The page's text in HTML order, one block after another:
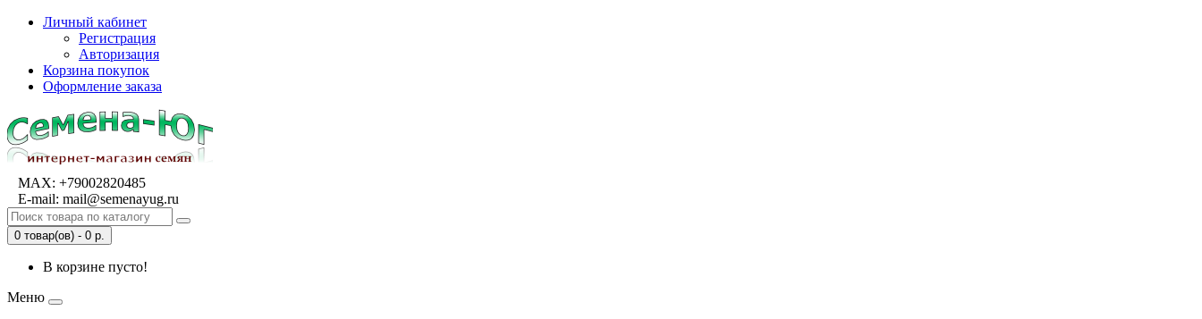
Личный кабинет
Регистрация
Авторизация
Корзина покупок
Оформление заказа
MAX: +79002820485
E-mail: mail@semenayug.ru
0 товар(ов) - 0 р.
В корзине пусто!
Меню